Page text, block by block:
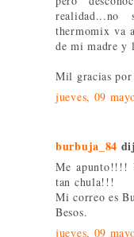
thermomix va
de mi madre y
Mil gracias
jueves, 09
burbuja_84
Me apunto!!!!
tan chula!!!
Mi correo es
Besos.
jueves, 09